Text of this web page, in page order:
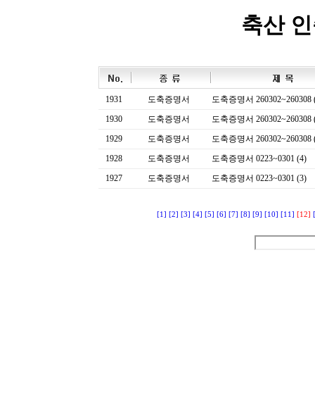
축산
1931 도축증명서
도축증명서 260302~260308
1930
도축증명서
도축증명서 260302~260308
1929
도축증명서
도축증명서 260302~260308
1928
도축증명서
도축증명서 0223~0301 (4)
1927
도축증명서 도축증명서 0223~0301 (3)
[1] [2] [3] [4] [5] [6] [7] [8] [9] [10] [11] [12]